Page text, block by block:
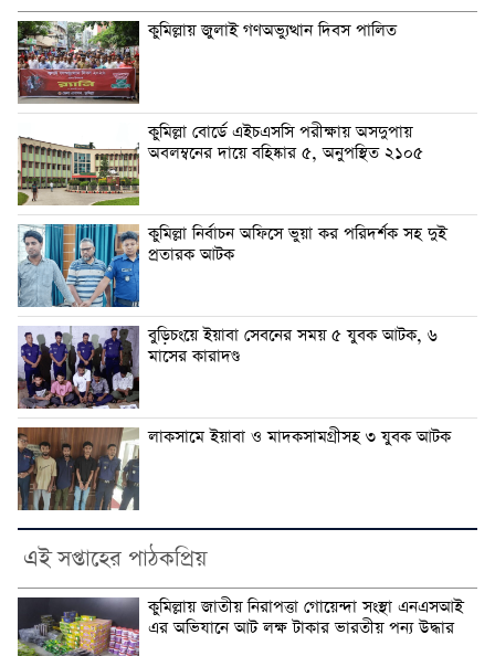
কুমিল্লায় জুলাই গণঅভ্যুত্থান দিবস পালিত
কুমিল্লা বোর্ডে এইচএসসি পরীক্ষায় অসদুপায়
অবলম্বনের দায়ে বহিষ্কার ৫, অনুপস্থিত ২১০৫
কুমিল্লা নির্বাচন অফিসে ভুয়া কর পরিদর্শক সহ দুই
প্রতারক আটক
বুড়িচংয়ে ইয়াবা সেবনের সময় ৫ যুবক আটক, ৬
মাসের কারাদণ্ড
লাকসামে ইয়াবা ও মাদকসামগ্রীসহ ৩ যুবক আটক
এই সপ্তাহের পাঠকপ্রিয়
কুমিল্লায় জাতীয় নিরাপত্তা গোয়েন্দা সংস্থা এনএসআই
এর অভিযানে আট লক্ষ টাকার ভারতীয় পন্য উদ্ধার